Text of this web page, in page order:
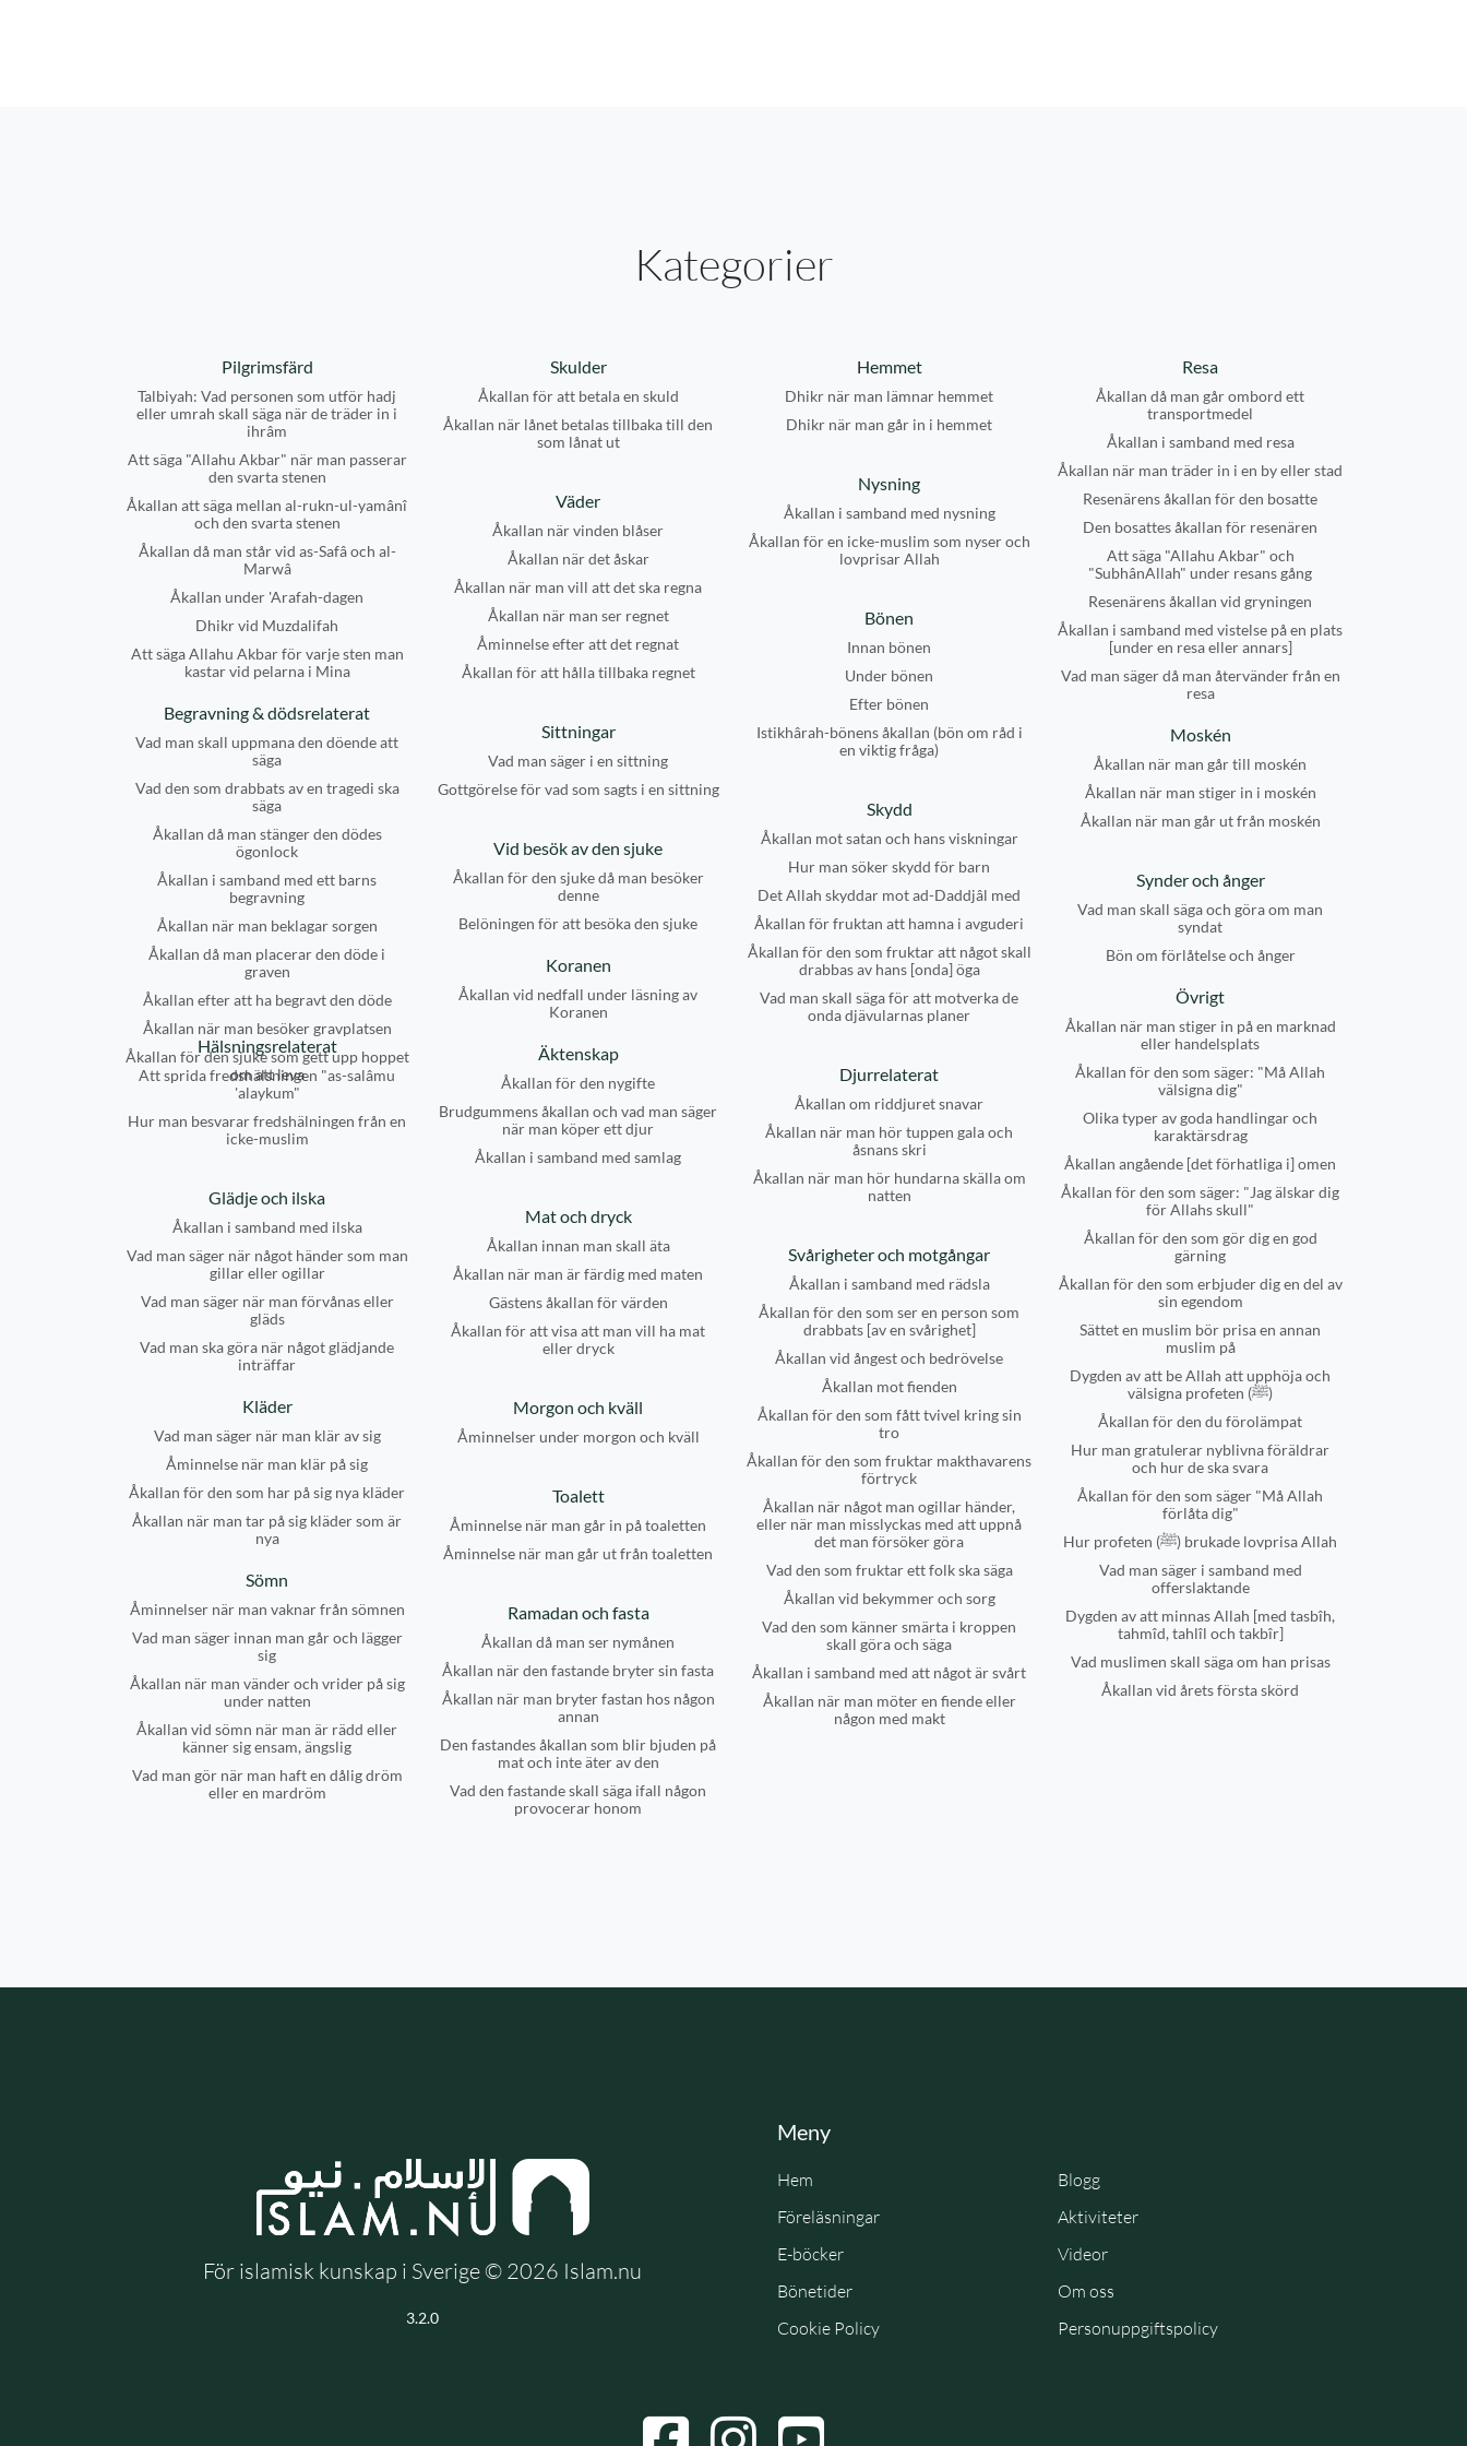
Kategorier
Pilgrimsfärd
Talbiyah: Vad personen som utför hadj
eller umrah skall säga när de träder in i
ihrâm
Att säga "Allahu Akbar" när man passerar
den svarta stenen
Åkallan att säga mellan al-rukn-ul-yamânî
och den svarta stenen
Åkallan då man står vid as-Safâ och al-
Marwâ
Åkallan under 'Arafah-dagen
Dhikr vid Muzdalifah
Att säga Allahu Akbar för varje sten man
kastar vid pelarna i Mina
Skulder
Åkallan för att betala en skuld
Åkallan när lånet betalas tillbaka till den
som lånat ut
Hemmet
Dhikr när man lämnar hemmet
Dhikr när man går in i hemmet
Resa
Åkallan då man går ombord ett
transportmedel
Åkallan i samband med resa
Åkallan när man träder in i en by eller stad
Resenärens åkallan för den bosatte
Den bosattes åkallan för resenären
Att säga "Allahu Akbar" och
"SubhânAllah" under resans gång
Resenärens åkallan vid gryningen
Åkallan i samband med vistelse på en plats
[under en resa eller annars]
Vad man säger då man återvänder från en
resa
Nysning
Åkallan i samband med nysning
Åkallan för en icke-muslim som nyser och
lovprisar Allah
Väder
Åkallan när vinden blåser
Åkallan när det åskar
Åkallan när man vill att det ska regna
Åkallan när man ser regnet
Åminnelse efter att det regnat
Åkallan för att hålla tillbaka regnet
Bönen
Innan bönen
Under bönen
Efter bönen
Istikhârah-bönens åkallan (bön om råd i
en viktig fråga)
Begravning & dödsrelaterat
Vad man skall uppmana den döende att
säga
Vad den som drabbats av en tragedi ska
säga
Åkallan då man stänger den dödes
ögonlock
Åkallan i samband med ett barns
begravning
Åkallan när man beklagar sorgen
Åkallan då man placerar den döde i
graven
Åkallan efter att ha begravt den döde
Åkallan när man besöker gravplatsen
Åkallan för den sjuke som gett upp hoppet
om att leva
Sittningar
Vad man säger i en sittning
Gottgörelse för vad som sagts i en sittning
Moskén
Åkallan när man går till moskén
Åkallan när man stiger in i moskén
Åkallan när man går ut från moskén
Skydd
Åkallan mot satan och hans viskningar
Hur man söker skydd för barn
Det Allah skyddar mot ad-Daddjâl med
Åkallan för fruktan att hamna i avguderi
Åkallan för den som fruktar att något skall
drabbas av hans [onda] öga
Vad man skall säga för att motverka de
onda djävularnas planer
Vid besök av den sjuke
Åkallan för den sjuke då man besöker
denne
Belöningen för att besöka den sjuke
Synder och ånger
Vad man skall säga och göra om man
syndat
Bön om förlåtelse och ånger
Koranen
Åkallan vid nedfall under läsning av
Koranen
Övrigt
Åkallan när man stiger in på en marknad
eller handelsplats
Åkallan för den som säger: "Må Allah
välsigna dig"
Olika typer av goda handlingar och
karaktärsdrag
Åkallan angående [det förhatliga i] omen
Åkallan för den som säger: "Jag älskar dig
för Allahs skull"
Åkallan för den som gör dig en god
gärning
Åkallan för den som erbjuder dig en del av
sin egendom
Sättet en muslim bör prisa en annan
muslim på
Dygden av att be Allah att upphöja och
välsigna profeten (ﷺ)
Åkallan för den du förolämpat
Hur man gratulerar nyblivna föräldrar
och hur de ska svara
Åkallan för den som säger "Må Allah
förlåta dig"
Hur profeten (ﷺ) brukade lovprisa Allah
Vad man säger i samband med
offerslaktande
Dygden av att minnas Allah [med tasbîh,
tahmîd, tahlîl och takbîr]
Vad muslimen skall säga om han prisas
Åkallan vid årets första skörd
Hälsningsrelaterat
Att sprida fredshälsningen "as-salâmu
'alaykum"
Hur man besvarar fredshälningen från en
icke-muslim
Äktenskap
Åkallan för den nygifte
Brudgummens åkallan och vad man säger
när man köper ett djur
Åkallan i samband med samlag
Djurrelaterat
Åkallan om riddjuret snavar
Åkallan när man hör tuppen gala och
åsnans skri
Åkallan när man hör hundarna skälla om
natten
Glädje och ilska
Åkallan i samband med ilska
Vad man säger när något händer som man
gillar eller ogillar
Vad man säger när man förvånas eller
gläds
Vad man ska göra när något glädjande
inträffar
Mat och dryck
Åkallan innan man skall äta
Åkallan när man är färdig med maten
Gästens åkallan för värden
Åkallan för att visa att man vill ha mat
eller dryck
Svårigheter och motgångar
Åkallan i samband med rädsla
Åkallan för den som ser en person som
drabbats [av en svårighet]
Åkallan vid ångest och bedrövelse
Åkallan mot fienden
Åkallan för den som fått tvivel kring sin
tro
Åkallan för den som fruktar makthavarens
förtryck
Åkallan när något man ogillar händer,
eller när man misslyckas med att uppnå
det man försöker göra
Vad den som fruktar ett folk ska säga
Åkallan vid bekymmer och sorg
Vad den som känner smärta i kroppen
skall göra och säga
Åkallan i samband med att något är svårt
Åkallan när man möter en fiende eller
någon med makt
Kläder
Vad man säger när man klär av sig
Åminnelse när man klär på sig
Åkallan för den som har på sig nya kläder
Åkallan när man tar på sig kläder som är
nya
Morgon och kväll
Åminnelser under morgon och kväll
Toalett
Åminnelse när man går in på toaletten
Åminnelse när man går ut från toaletten
Sömn
Åminnelser när man vaknar från sömnen
Vad man säger innan man går och lägger
sig
Åkallan när man vänder och vrider på sig
under natten
Åkallan vid sömn när man är rädd eller
känner sig ensam, ängslig
Vad man gör när man haft en dålig dröm
eller en mardröm
Ramadan och fasta
Åkallan då man ser nymånen
Åkallan när den fastande bryter sin fasta
Åkallan när man bryter fastan hos någon
annan
Den fastandes åkallan som blir bjuden på
mat och inte äter av den
Vad den fastande skall säga ifall någon
provocerar honom
För islamisk kunskap i Sverige © 2026 Islam.nu
3.2.0
Meny
Hem
Blogg
Föreläsningar
Aktiviteter
E-böcker
Videor
Bönetider
Om oss
Cookie Policy
Personuppgiftspolicy